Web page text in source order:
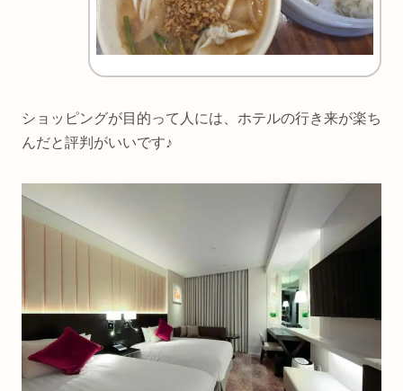
ショッピングが目的って人には、ホテルの行き来が楽ち
んだと評判がいいです♪